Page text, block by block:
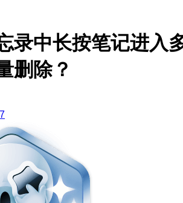
录中长按笔记进入
删除？